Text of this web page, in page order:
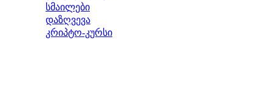
სმაილები
დაზღვევა
კრიპტო-კურსი